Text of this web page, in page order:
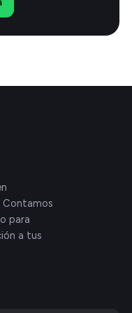
Contamos
para
a tus